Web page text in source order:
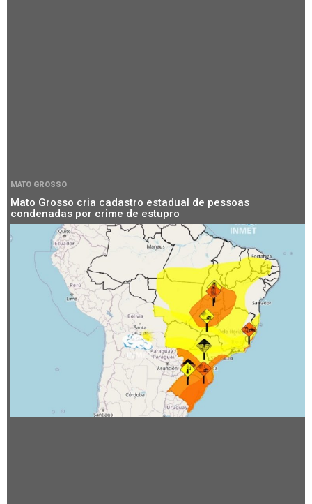
MATO GROSSO
Mato Grosso cria cadastro estadual de pessoas
condenadas por crime de estupro